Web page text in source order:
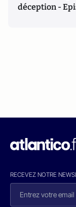
déception -
RECEVEZ NOTRE